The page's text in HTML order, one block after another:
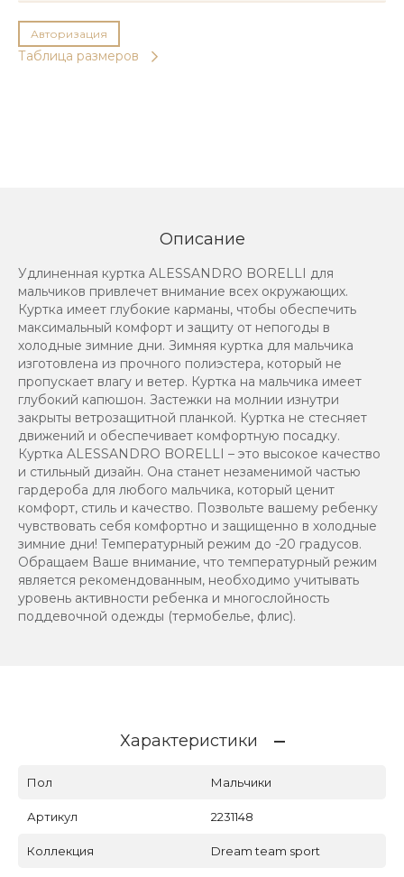
Авторизация
Таблица размеров
Описание
Удлиненная куртка ALESSANDRO BORELLI для
мальчиков привлечет внимание всех окружающих.
Куртка имеет глубокие карманы, чтобы обеспечить
максимальный комфорт и защиту от непогоды в
холодные зимние дни. Зимняя куртка для мальчика
изготовлена из прочного полиэстера, который не
пропускает влагу и ветер. Куртка на мальчика имеет
глубокий капюшон. Застежки на молнии изнутри
закрыты ветрозащитной планкой. Куртка не стесняет
движений и обеспечивает комфортную посадку.
Куртка ALESSANDRO BORELLI – это высокое качество
и стильный дизайн. Она станет незаменимой частью
гардероба для любого мальчика, который ценит
комфорт, стиль и качество. Позвольте вашему ребенку
чувствовать себя комфортно и защищенно в холодные
зимние дни! Температурный режим до -20 градусов.
Обращаем Ваше внимание, что температурный режим
является рекомендованным, необходимо учитывать
уровень активности ребенка и многослойность
поддевочной одежды (термобелье, флис).
Характеристики
Пол Мальчики
Артикул 2231148
Коллекция Dream team sport